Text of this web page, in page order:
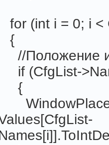
(int i = 0; i <
Положение и
(CfgList-